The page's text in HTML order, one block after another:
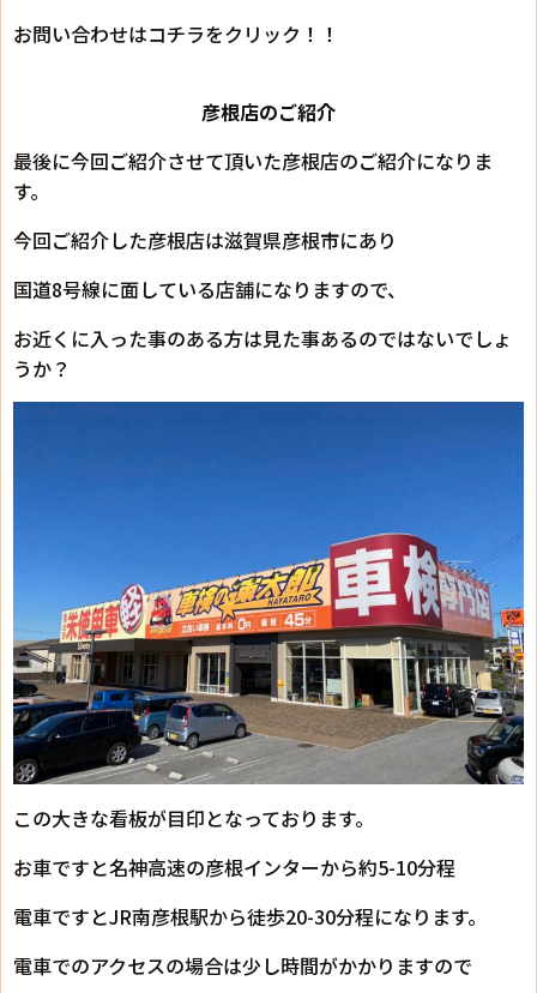
お問い合わせはコチラをクリック！！
彦根店のご紹介
最後に今回ご紹介させて頂いた彦根店のご紹介になりま
す。
今回ご紹介した彦根店は滋賀県彦根市にあり
国道8号線に面している店舗になりますので、
お近くに入った事のある方は見た事あるのではないでしょ
うか？
この大きな看板が目印となっております。
お車ですと名神高速の彦根インターから約5-10分程
電車ですとJR南彦根駅から徒歩20-30分程になります。
電車でのアクセスの場合は少し時間がかかりますので